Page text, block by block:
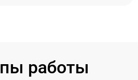
работы